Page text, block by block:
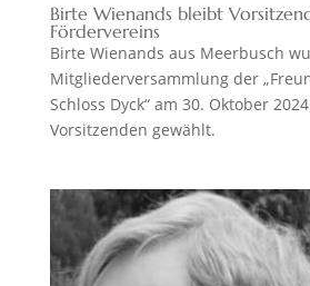
Birte Wienands bleibt
Fördervereins
Birte Wienands aus Meerbusch
Mitgliederversammlung der
Schloss Dyck“ am 30. Oktober
Vorsitzenden gewählt.